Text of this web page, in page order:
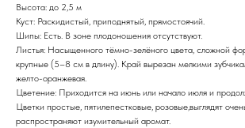
Высота: до 2,5 м
Куст: Раскидистый, приподнятый, прямостоячий.
Шипы: Есть. В зоне плодоношения отсутствуют.
Листья: Насыщенного тёмно-зелёного цвета, сложной
крупные (5–8 см в длину). Край вырезан мелкими
желто-оранжевая.
Цветение: Приходится на июнь или начало июля и
Цветки простые, пятилепестковые, розовые,выглядят
распространяют изумительный аромат.